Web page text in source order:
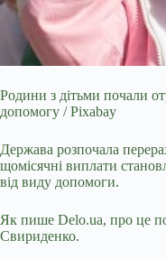
Родини з дітьми почали
допомогу / Pixabay
Держава розпочала
щомісячні виплати
від виду допомоги.
Як пише Delo.ua, про це
Свириденко.